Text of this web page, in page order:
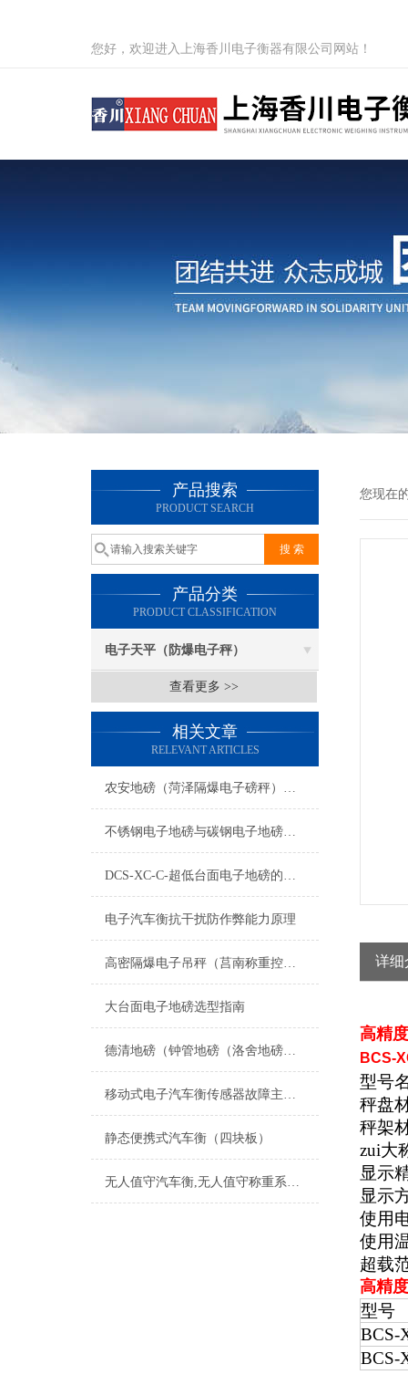
您好，欢迎进入上海香川电子衡器有限公司网站！
产品搜索
PRODUCT SEARCH
产品分类
PRODUCT CLASSIFICATION
电子天平（防爆电子秤）
查看更多 >>
相关文章
RELEVANT ARTICLES
农安地磅（菏泽隔爆电子磅秤）高唐防爆钢瓶称）茌平200吨汽车衡维修
不锈钢电子地磅与碳钢电子地磅的区别
DCS-XC-C-超低台面电子地磅的产品简介
电子汽车衡抗干扰防作弊能力原理
高密隔爆电子吊秤（莒南称重控制模块）微山液化气充装秤）乳山称重模块维修
大台面电子地磅选型指南
德清地磅（钟管地磅（洛舍地磅（雷甸地磅）禹越地磅）新安地磅维修
移动式电子汽车衡传感器故障主要表现为什么呢
静态便携式汽车衡（四块板）
无人值守汽车衡,无人值守称重系统,地磅无人值守
您现在
详细
高精
BCS-
型号
秤盘
秤架
zui大
显示
显示
使用
使用
超载
高精
型号
BCS-
BCS-